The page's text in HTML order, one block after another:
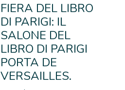
FIERA DEL LIBRO
DI PARIGI: IL
SALONE DEL
LIBRO DI PARIGI
PORTA DE
VERSAILLES.